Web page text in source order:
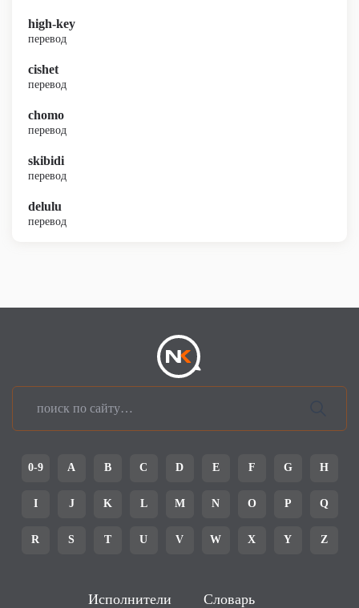
high-key
перевод
cishet
перевод
chomo
перевод
skibidi
перевод
delulu
перевод
0-9 A B C D E F G H
I J K L M N O P Q
R S T U V W X Y Z
Исполнители Словарь